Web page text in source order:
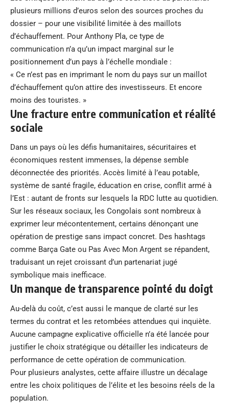
plusieurs millions d’euros selon des sources proches du
dossier – pour une visibilité limitée à des maillots
d’échauffement. Pour Anthony Pla, ce type de
communication n’a qu’un impact marginal sur le
positionnement d’un pays à l’échelle mondiale :
« Ce n’est pas en imprimant le nom du pays sur un maillot
d’échauffement qu’on attire des investisseurs. Et encore
moins des touristes. »
Une fracture entre communication et réalité
sociale
Dans un pays où les défis humanitaires, sécuritaires et
économiques restent immenses, la dépense semble
déconnectée des priorités. Accès limité à l’eau potable,
système de santé fragile, éducation en crise, conflit armé à
l’Est : autant de fronts sur lesquels la RDC lutte au quotidien.
Sur les réseaux sociaux, les Congolais sont nombreux à
exprimer leur mécontentement, certains dénonçant une
opération de prestige sans impact concret. Des hashtags
comme Barça Gate ou Pas Avec Mon Argent se répandent,
traduisant un rejet croissant d’un partenariat jugé
symbolique mais inefficace.
Un manque de transparence pointé du doigt
Au-delà du coût, c’est aussi le manque de clarté sur les
termes du contrat et les retombées attendues qui inquiète.
Aucune campagne explicative officielle n’a été lancée pour
justifier le choix stratégique ou détailler les indicateurs de
performance de cette opération de communication.
Pour plusieurs analystes, cette affaire illustre un décalage
entre les choix politiques de l’élite et les besoins réels de la
population.